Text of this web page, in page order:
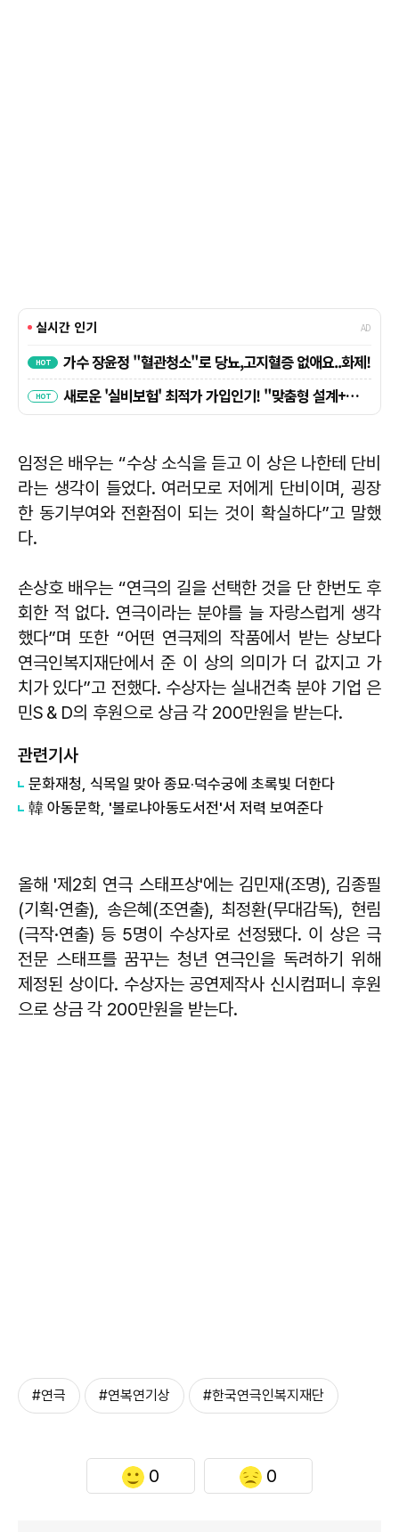
임정은 배우는 “수상 소식을 듣고 이 상은 나한테 단비
라는 생각이 들었다. 여러모로 저에게 단비이며, 굉장
한 동기부여와 전환점이 되는 것이 확실하다”고 말했
다.
손상호 배우는 “연극의 길을 선택한 것을 단 한번도 후
회한 적 없다. 연극이라는 분야를 늘 자랑스럽게 생각
했다”며 또한 “어떤 연극제의 작품에서 받는 상보다
연극인복지재단에서 준 이 상의 의미가 더 값지고 가
치가 있다”고 전했다. 수상자는 실내건축 분야 기업 은
민S＆D의 후원으로 상금 각 200만원을 받는다.
관련기사
문화재청, 식목일 맞아 종묘·덕수궁에 초록빛 더한다
韓 아동문학, '볼로냐아동도서전'서 저력 보여준다
올해 '제2회 연극 스태프상'에는 김민재(조명), 김종필
(기획·연출), 송은혜(조연출), 최정환(무대감독), 현림
(극작·연출) 등 5명이 수상자로 선정됐다. 이 상은 극
전문 스태프를 꿈꾸는 청년 연극인을 독려하기 위해
제정된 상이다. 수상자는 공연제작사 신시컴퍼니 후원
으로 상금 각 200만원을 받는다.
#연극 #연복연기상 #한국연극인복지재단
0 0